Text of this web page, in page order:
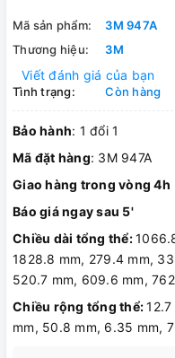
Mã sản phẩm:
3M 947A
Thương hiệu:
3M
Viết đánh giá của bạn
Tình trạng: Còn hàng
Bảo hành: 1 đổi 1
Mã đặt hàng: 3M 947A
Giao hàng trong vòng 4h
Báo giá ngay sau 5'
Chiều dài tổng thể:
1828.8 mm, 279.4 mm,
520.7 mm, 609.6 mm,
Chiều rộng tổng thể:
mm, 50.8 mm, 6.35 mm,